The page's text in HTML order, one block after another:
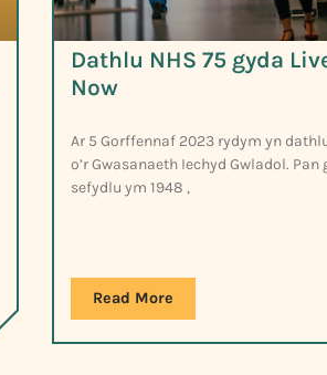
Dathlu NHS 75 gyda
Now
Ar 5 Gorffennaf 2023 rydym yn
o’r Gwasanaeth Iechyd Gwladol. Pan
sefydlu ym 1948 ,
Read More